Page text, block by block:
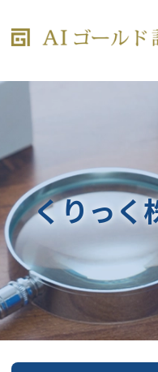
くりっく